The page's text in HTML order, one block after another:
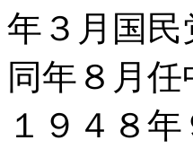
年３月国
同年８月
１９４８